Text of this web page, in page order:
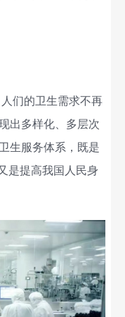
们的卫生需求不再
出多样化、多层次
生服务体系，既是
是提高我国人民身